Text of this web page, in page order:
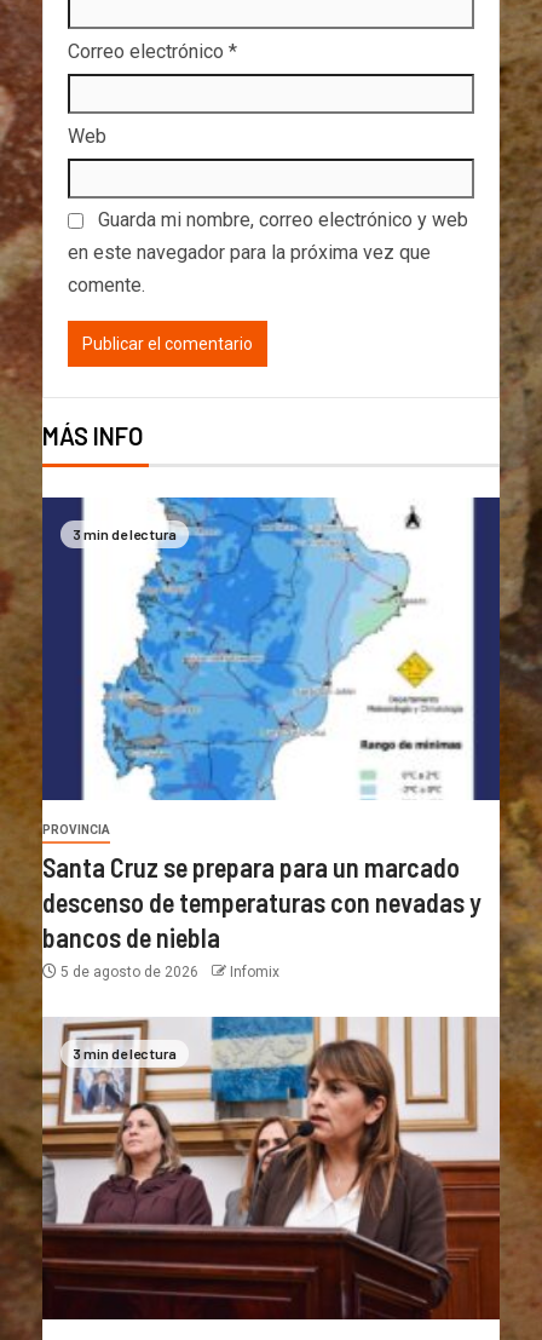
Correo electrónico *
Web
Guarda mi nombre, correo electrónico y web
en este navegador para la próxima vez que
comente.
MÁS INFO
3 min de lectura
PROVINCIA
Santa Cruz se prepara para un marcado
descenso de temperaturas con nevadas y
bancos de niebla
5 de agosto de 2026 Infomix
3 min de lectura